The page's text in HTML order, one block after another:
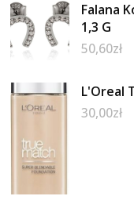
Falana
1,3 G
50,60zł
L'Oreal
30,00zł